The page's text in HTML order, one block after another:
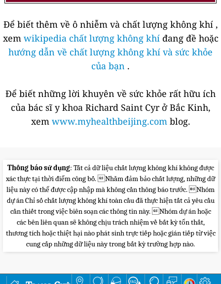
Để biết thêm về ô nhiễm và chất lượng không khí ,
xem wikipedia chất lượng không khíđang đề hoặc
hướng dẫn về chất lượng không khí và sức khỏe
của bạn .
Để biết những lời khuyên về sức khỏe rất hữu ích
của bác sĩ y khoa Richard Saint Cyr ở Bắc Kinh,
xem www.myhealthbeijing.com blog.
Thông báo sử dụng: Tất cả dữ liệu chất lượng không khí không được
xác thực tại thời điểm công bố. Nhằm đảm bảo chất lượng, những dữ
liệu này có thể được cập nhập mà không cần thông báo trước. Nhóm
dự án Chỉ số chất lượng không khí toàn cầu đã thực hiện tất cả yêu cầu
cần thiết trong việc biên soạn các thông tin này. Nhóm dự án hoặc
các bên liên quan sẽ không chịu trách nhiệm về bất kỳ tổn thất,
thương tích hoặc thiệt hại nào phát sinh trực tiếp hoặc gián tiếp từ việc
cung cấp những dữ liệu này trong bất kỳ trường hợp nào.